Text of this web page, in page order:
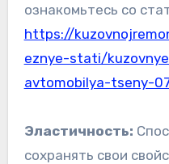
ознакомьтесь со
https://
eznye-stati/
avtomobilya-tseny-
Эластичность:
сохранять свои